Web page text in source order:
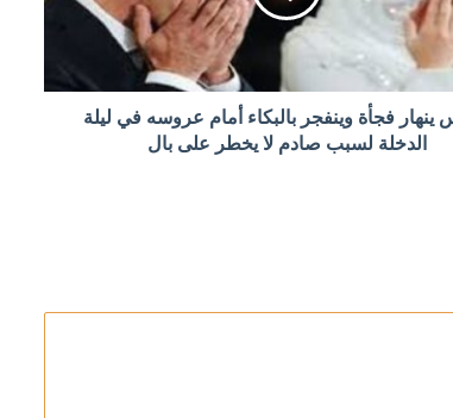
ينهار فجأة وينفجر بالبكاء أمام عروسه في ليلة
الدخلة لسبب صادم لا يخطر على بال